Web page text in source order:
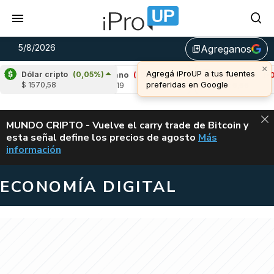
5/8/2026 library_addAgreganos
Dólar cripto (0,05%)
$ 1570,58
Cardano (-0,54%)
Avalanche (-0,65%)
u$s 6,66
ALERTA
MUNDO CRIPTO - Vuelve el carry trade de Bitcoin y
esta señal define los precios de agosto VUELVE EL
Más
información
ECONOMÍA DIGITAL